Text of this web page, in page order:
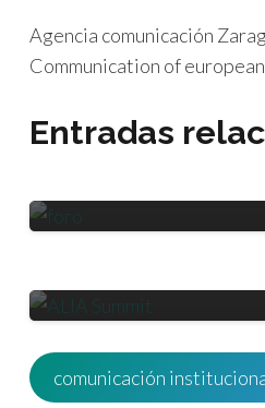
Agencia comunicación
Communication of
Entradas
PROYECTOS EUROPEOS
COMUNICACIÓN INSTITUCIONAL
reconocimiento
comunicación